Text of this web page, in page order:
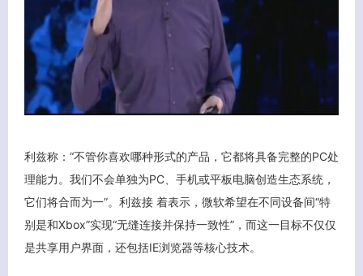
利兹称：“不管你喜欢哪种形式的产品，它都将具备完整的PC处
理能力。我们不会单独为PC、手机或平板电脑创造生态系统，
它们将合而为一”。利兹接 着表示，微软希望在不同设备间“特
别是和Xbox”实现“无缝连接并保持一致性”，而这一目标不仅仅
是共享用户界面，还包括IE浏览器等核心技术。